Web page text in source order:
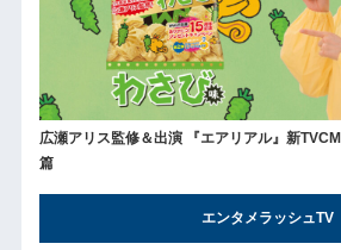
広瀬アリス監修＆出演 『エアリアル』新
篇
エンタメラッシュTV